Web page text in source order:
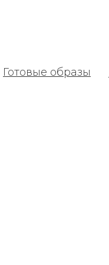
Готовые образы